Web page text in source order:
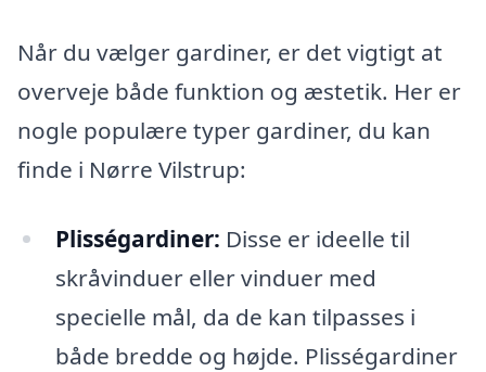
Når du vælger gardiner, er det vigtigt at
overveje både funktion og æstetik. Her er
nogle populære typer gardiner, du kan
finde i Nørre Vilstrup:
Plisségardiner: Disse er ideelle til
skråvinduer eller vinduer med
specielle mål, da de kan tilpasses i
både bredde og højde. Plisségardiner